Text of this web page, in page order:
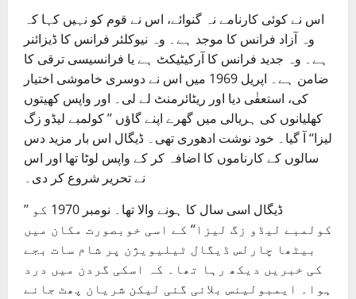
اس نے کوئی کارنامے نہ گنوائے، اس نے قوم کو نہیں کہا کہ
وہ آزاد فرانس کا موجد ہے۔ وہ نیوکلئر فرانس کا ڈیزائنر
ہے۔ وہ جدید فرانس کا آرکیٹیکٹ ہے یا فرانسیسی ترقی کا
ضامن ہے۔ اپریل 1969 میں اس نے دوسری خاموشی اختیار
کی، استعفٰی دیا اور ریٹائرمنٹ لے لی۔ اور واپس کھیتوں
کھلیانوں کی ہریالی میں گھرے اپنے گاؤں ’’ کولمبے لیڈو زگ
لیزا‘‘ آ گیا۔ خود نوشت ادھوری تھی۔ ڈیگال اس بار مزید دس
سالوں کے کارناموں کا اضافہ کر کے واپس لوٹا تھا اور اس
نے تحریر شروع کر دی۔
ڈیگال اسی سال کا ہونے والا تھا۔ نومبر 1970 کو ’’
کولمبے لیڈو زگ لیزا‘‘ کے اسی خوبصورت مکان میں
بیٹھا چارلس ڈیگال ٹیلیویژن پر شام سات بجے
کی خبریں دیکھ رہا تھا۔ کہ اسکی گردن میں درد
ہوا۔ ایمبولینس بلائی گئی لیکن شریان پھٹ جانے